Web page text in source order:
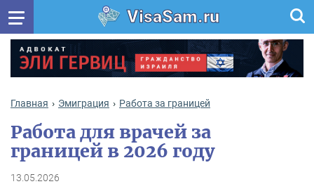
VisaSam.ru
Главная Эмиграция Работа за границей
Работа для врачей за
границей в 2026 году
13.05.2026